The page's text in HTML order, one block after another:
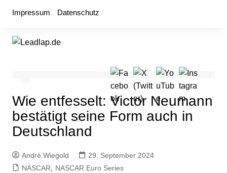
Impressum Datenschutz
Wie entfesselt: Victor Neumann
bestätigt seine Form auch in
Deutschland
André Wiegold
29. September 2024
NASCAR, NASCAR Euro Series